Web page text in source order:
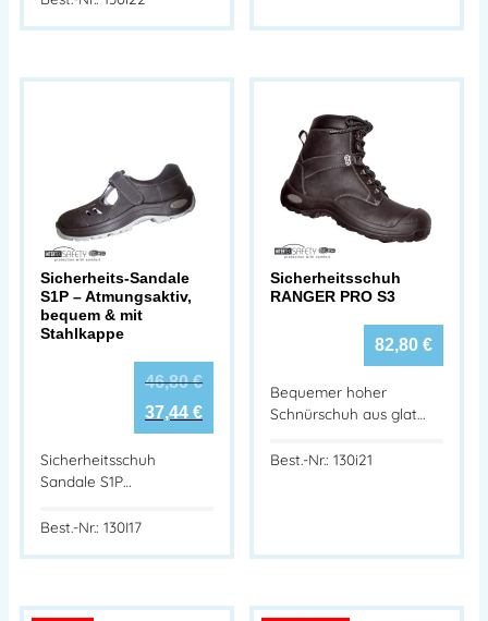
Sicherheits-Sandale
S1P – Atmungsaktiv,
bequem & mit
Stahlkappe
46,80€
37,44 €
Sicherheitsschuh
Sandale S1P…
Best.-Nr.: 130I17
Sicherheitsschuh
RANGER PRO S3
82,80 €
Bequemer hoher
Schnürschuh aus glat…
Best.-Nr.: 130i21